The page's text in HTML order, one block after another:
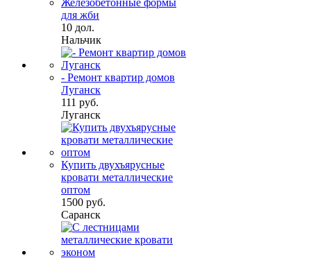
Железобетонные формы
для жби
10 дол.
Нальчик
- Ремонт квартир домов
Луганск
111 руб.
Луганск
Купить двухъярусные
кровати металлические
оптом
1500 руб.
Саранск